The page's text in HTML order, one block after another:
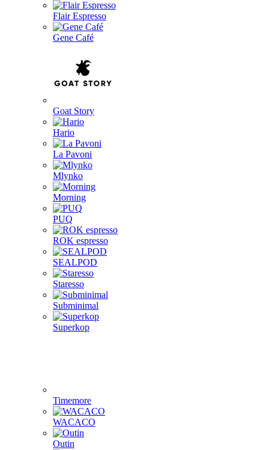
Flair Espresso
Gene Café
Goat Story
Hario
La Pavoni
Mlynko
Morning
PUQ
ROK espresso
SEALPOD
Staresso
Subminimal
Superkop
Timemore
WACACO
Outin